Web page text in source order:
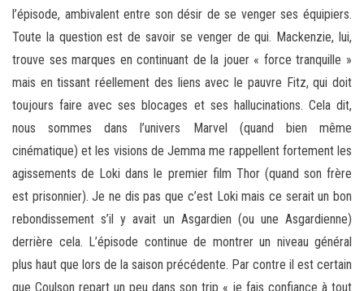
l’épisode, ambivalent entre son désir de se venger ses équipiers.
Toute la question est de savoir se venger de qui. Mackenzie, lui,
trouve ses marques en continuant de la jouer « force tranquille »
mais en tissant réellement des liens avec le pauvre Fitz, qui doit
toujours faire avec ses blocages et ses hallucinations. Cela dit,
nous sommes dans l’univers Marvel (quand bien même
cinématique) et les visions de Jemma me rappellent fortement les
agissements de Loki dans le premier film Thor (quand son frère
est prisonnier). Je ne dis pas que c’est Loki mais ce serait un bon
rebondissement s’il y avait un Asgardien (ou une Asgardienne)
derrière cela. L’épisode continue de montrer un niveau général
plus haut que lors de la saison précédente. Par contre il est certain
que Coulson repart un peu dans son trip « je fais confiance à tout